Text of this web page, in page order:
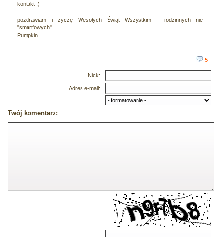
kontakt :)
pozdrawiam i życzę Wesołych Świąt Wszystkim - rodzinnych nie
"smart'owych"
Pumpkin
5
Nick:
Adres e-mail:
Twój komentarz: